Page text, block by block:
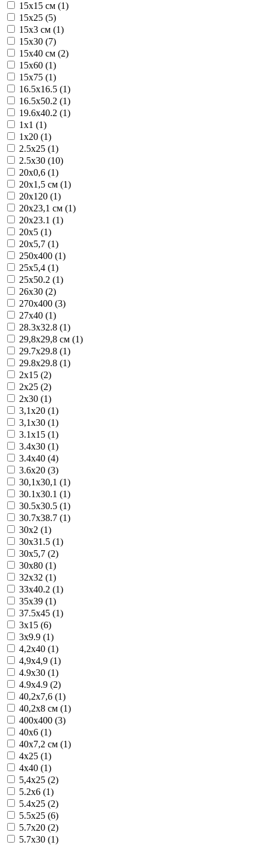
15x15 см (1)
15x25 (5)
15x3 см (1)
15x30 (7)
15x40 см (2)
15x60 (1)
15x75 (1)
16.5x16.5 (1)
16.5x50.2 (1)
19.6x40.2 (1)
1x1 (1)
1x20 (1)
2.5x25 (1)
2.5x30 (10)
20x0,6 (1)
20x1,5 см (1)
20x120 (1)
20x23,1 см (1)
20x23.1 (1)
20x5 (1)
20x5,7 (1)
250x400 (1)
25x5,4 (1)
25x50.2 (1)
26x30 (2)
270x400 (3)
27x40 (1)
28.3x32.8 (1)
29,8x29,8 см (1)
29.7x29.8 (1)
29.8x29.8 (1)
2x15 (2)
2x25 (2)
2x30 (1)
3,1x20 (1)
3,1x30 (1)
3.1x15 (1)
3.4x30 (1)
3.4x40 (4)
3.6x20 (3)
30,1x30,1 (1)
30.1x30.1 (1)
30.5x30.5 (1)
30.7x38.7 (1)
30x2 (1)
30x31.5 (1)
30x5,7 (2)
30x80 (1)
32x32 (1)
33x40.2 (1)
35x39 (1)
37.5x45 (1)
3x15 (6)
3x9.9 (1)
4,2x40 (1)
4,9x4,9 (1)
4.9x30 (1)
4.9x4.9 (2)
40,2x7,6 (1)
40,2x8 см (1)
400x400 (3)
40x6 (1)
40x7,2 см (1)
4x25 (1)
4x40 (1)
5,4x25 (2)
5.2x6 (1)
5.4x25 (2)
5.5x25 (6)
5.7x20 (2)
5.7x30 (1)